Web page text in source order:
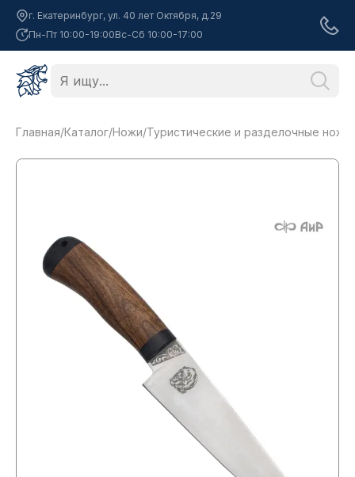
г. Екатеринбург, ул. 40 лет Октября, д.29
Пн-Пт 10:00-19:00Вс-Сб 10:00-17:00
Главная/Каталог/Ножи/Туристические и разделочные ножи